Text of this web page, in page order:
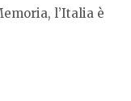
l’Italia è